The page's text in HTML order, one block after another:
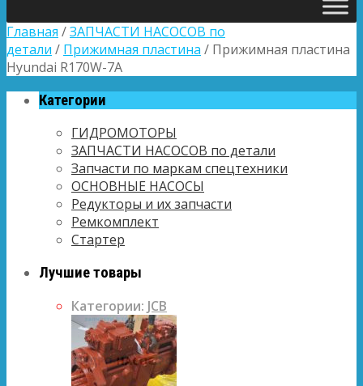
Главная /ЗАПЧАСТИ НАСОСОВ по
детали / Прижимная пластина / Прижимная пластина
Hyundai R170W-7A
Категории
ГИДРОМОТОРЫ
ЗАПЧАСТИ НАСОСОВ по детали
Запчасти по маркам спецтехники
ОСНОВНЫЕ НАСОСЫ
Редукторы и их запчасти
Ремкомплект
Стартер
Лучшие товары
Категории: JCB